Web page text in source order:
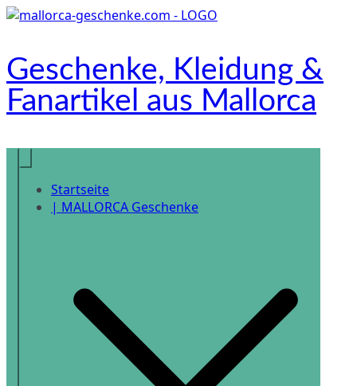
Zum
Geschenke, Kleidung &
Fanartikel aus Mallorca
Onlineshop
Startseite
| MALLORCA Geschenke